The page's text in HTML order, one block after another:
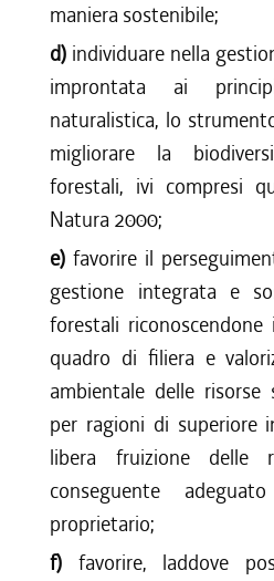
maniera sostenibile;
d) individuare nella
improntata ai
naturalistica, lo
migliorare la
forestali, ivi compresi
Natura 2000;
e)favorire il
gestione integrata e
forestali
quadro di filiera e
ambientale delle
per ragioni di superiore
libera fruizione delle
conseguente
proprietario;
f) favorire, laddove